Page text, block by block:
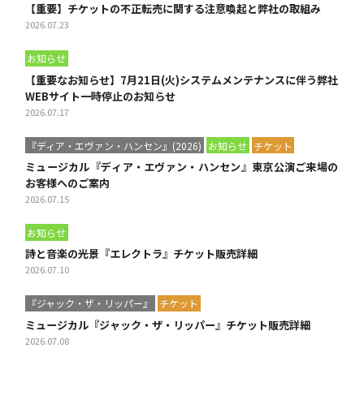
【重要】チケットの不正転売に関する注意喚起と弊社の取組み
2026.07.23
お知らせ
【重要なお知らせ】7月21日(火)システムメンテナンスに伴う弊社
WEBサイト一時停止のお知らせ
2026.07.17
『ディア・エヴァン・ハンセン』(2026) お知らせ チケット
ミュージカル『ディア・エヴァン・ハンセン』東京公演ご来場の
お客様へのご案内
2026.07.15
お知らせ
詩と音楽の光景『エレクトラ』チケット販売詳細
2026.07.10
『ジャック・ザ・リッパー』 チケット
ミュージカル『ジャック・ザ・リッパー』チケット販売詳細
2026.07.08